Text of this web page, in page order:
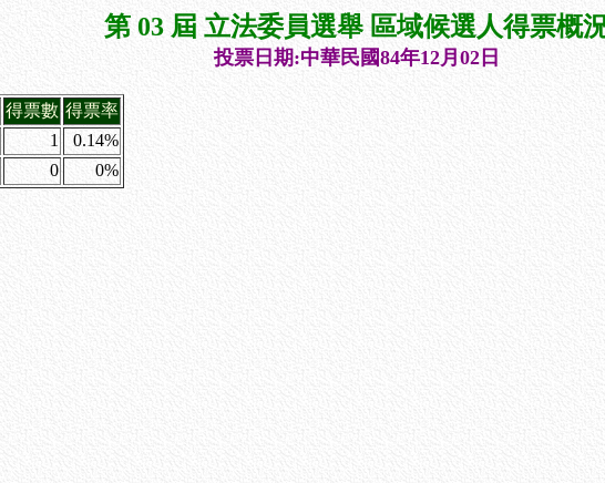
第 03 屆 立法委員選舉 區域候選人得票概
投票日期:中華民國84年12月02日
得票數 得票率
1
0.14%
0 0%